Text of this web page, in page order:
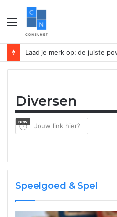
Menu
Diversen
Jouw link hier?
new
Speelgoed & Spel